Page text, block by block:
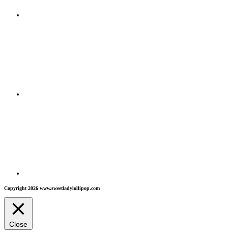
Copyright 2026 www.sweetladylollipop.com
Close